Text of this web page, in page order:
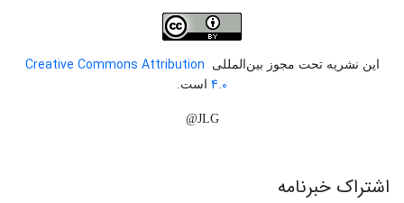
این نشریه تحت مجوز بین‌المللی
Creative Commons Attribution
4.0 است.
JLG@
اشتراک خبرنامه